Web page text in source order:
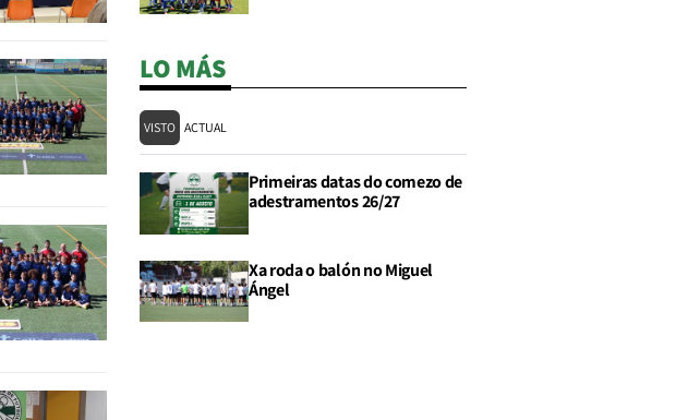
LO MÁS
VISTO ACTUAL
Primeiras datas do comezo de
adestramentos 26/27
Xa roda o balón no Miguel
Ángel